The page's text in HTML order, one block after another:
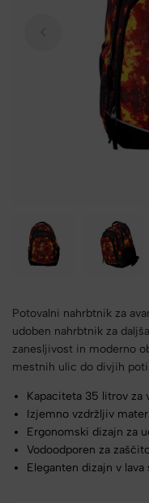
Potovalni nahrbtnik za
udoben nahrbtnik za
zanesljivost in moderno
mestnih ulic do divjih poti.
Kapaciteta 35 litrov za
Izjemno vzdržljiv
Ergonomski dizajn za
Vodoodporen za
Eleganten dizajn v